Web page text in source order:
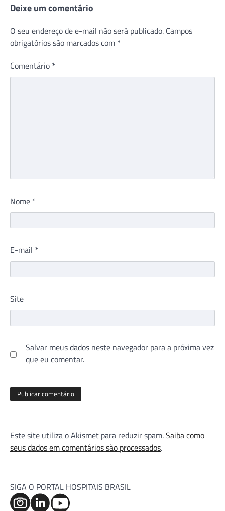
Deixe um comentário
O seu endereço de e-mail não será publicado. Campos
obrigatórios são marcados com *
Comentário *
Nome *
E-mail *
Site
Salvar meus dados neste navegador para a próxima vez
que eu comentar.
Este site utiliza o Akismet para reduzir spam.Saiba como
seus dados em comentários são processados.
SIGA O PORTAL HOSPITAIS BRASIL